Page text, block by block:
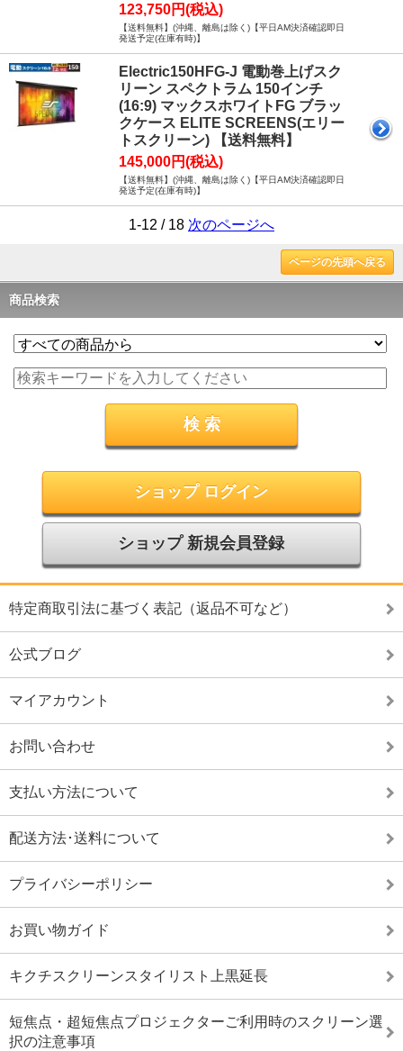
123,750円(税込)
【送料無料】(沖縄、離島は除く)【平日AM決済確認即日
発送予定(在庫有時)】
Electric150HFG-J 電動巻上げスク
リーン スペクトラム 150インチ
(16:9) マックスホワイトFG ブラッ
クケース ELITE SCREENS(エリー
トスクリーン) 【送料無料】
145,000円(税込)
【送料無料】(沖縄、離島は除く)【平日AM決済確認即日
発送予定(在庫有時)】
1-12 / 18 次のページへ
ページの先頭へ戻る
商品検索
ショップ ログイン
ショップ 新規会員登録
特定商取引法に基づく表記（返品不可など）
公式ブログ
マイアカウント
お問い合わせ
支払い方法について
配送方法･送料について
プライバシーポリシー
お買い物ガイド
キクチスクリーンスタイリスト上黒延長
短焦点・超短焦点プロジェクターご利用時のスクリーン選
択の注意事項